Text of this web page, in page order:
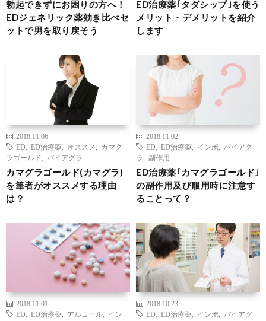
勃起できずにお困りの方へ！
EDジェネリック薬効き比べセ
ットで男を取り戻そう
ED治療薬｢タダシップ｣を使う
メリット・デメリットを紹介
します
2018.11.06
ED
ED治療薬 オススメ
カマグ
ラゴールド
バイアグラ
カマグラゴールド(カマグラ)
を筆者がオススメする理由
は？
2018.11.02
ED
ED治療薬 インポ
バイアグ
ラ
副作用
ED治療薬｢カマグラゴールド｣
の副作用及び服用時に注意す
ることって？
2018.11.01
ED
ED治療薬 アルコール イン
2018.10.23
ED
ED治療薬 インポ バイアグ